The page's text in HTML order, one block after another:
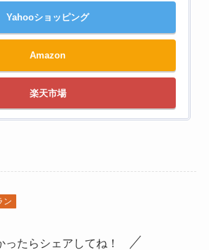
Yahooショッピング
Amazon
楽天市場
ン
ったらシェアしてね！